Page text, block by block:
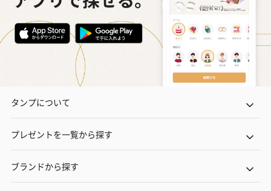
タンプについて
プレゼントを一覧から探す
ブランドから探す